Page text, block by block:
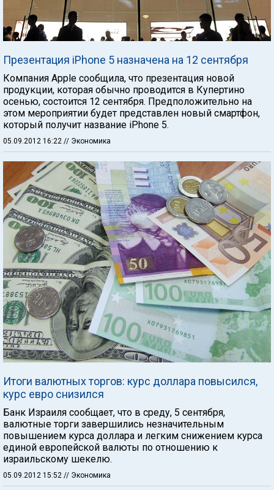
Презентация iPhone 5 назначена на 12 сентября
Компания Apple сообщила, что презентация новой
продукции, которая обычно проводится в Купертино
осенью, состоится 12 сентября. Предположительно на
этом мероприятии будет представлен новый смартфон,
который получит название iPhone 5.
05.09.2012 16:22 // Экономика
Итоги валютных торгов: курс доллара повысился,
курс евро снизился
Банк Израиля сообщает, что в среду, 5 сентября,
валютные торги завершились незначительным
повышением курса доллара и легким снижением курса
единой европейской валюты по отношению к
израильскому шекелю.
05.09.2012 15:52 // Экономика